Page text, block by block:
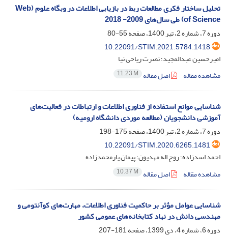
تحلیل ساختار فکری مطالعات ربط در بازیابی اطلاعات در وبگاه علوم (Web
of Science) طی سال‌های 2009- 2018
دوره 7، شماره 2، تیر 1400، صفحه
55-80
10.22091/STIM.2021.5784.1418
امیرحسین عبدالمجید؛ نصرت ریاحی نیا
مشاهده مقاله
اصل مقاله 11.23 M
شناسایی موانع استفاده از فناوری اطلاعات و ارتباطات در فعالیت‌های
آموزشی دانشجویان (مطالعه موردی دانشگاه ارومیه)
دوره 7، شماره 2، تیر 1400، صفحه
175-198
10.22091/STIM.2020.6265.1481
احمد اسدزاده؛ روح اله مهدیون؛ پیمان یارمحمدزاده
مشاهده مقاله
اصل مقاله 10.37 M
شناسایی عوامل مؤثر بر حاکمیت فناوری اطلاعات، مهارت‌های کوآنتومی و
مهندسی دانش در نهاد کتابخانه‌های عمومی کشور
دوره 6، شماره 4، دی 1399، صفحه 181-207